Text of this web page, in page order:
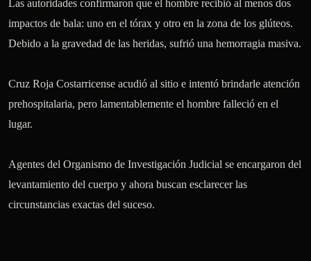
Las autoridades confirmaron que el hombre recibió al menos dos
impactos de bala: uno en el tórax y otro en la zona de los glúteos.
Debido a la gravedad de las heridas, sufrió una hemorragia masiva.
Cruz Roja Costarricense acudió al sitio e intentó brindarle atención
prehospitalaria, pero lamentablemente el hombre falleció en el
lugar.
Agentes del Organismo de Investigación Judicial se encargaron del
levantamiento del cuerpo y ahora buscan esclarecer las